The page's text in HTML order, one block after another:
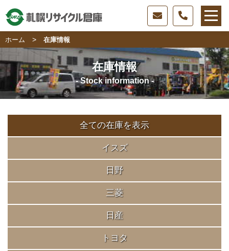
ホーム > 在庫情報
在庫情報
- Stock information -
全ての在庫を表示
イスズ
日野
三菱
日産
トヨタ